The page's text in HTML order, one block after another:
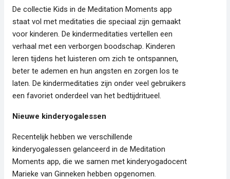
De collectie Kids in de Meditation Moments app
staat vol met meditaties die speciaal zijn gemaakt
voor kinderen. De kindermeditaties vertellen een
verhaal met een verborgen boodschap. Kinderen
leren tijdens het luisteren om zich te ontspannen,
beter te ademen en hun angsten en zorgen los te
laten. De kindermeditaties zijn onder veel gebruikers
een favoriet onderdeel van het bedtijdritueel.
Nieuwe kinderyogalessen
Recentelijk hebben we verschillende
kinderyogalessen gelanceerd in de Meditation
Moments app, die we samen met kinderyogadocent
Marieke van Ginneken hebben opgenomen.